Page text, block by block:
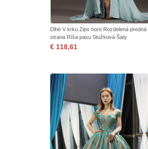
Dlhé V krku Zips hore Rozdelená predná
strana Ríša pasu Stužková Šaty
€ 118,61